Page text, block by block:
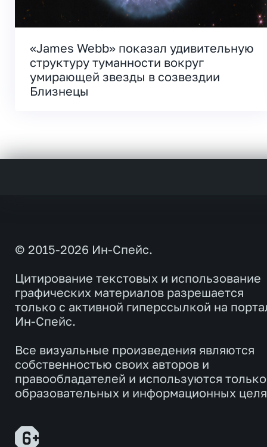
«James Webb» показал удивительную
структуру туманности вокруг
умирающей звезды в созвездии
Близнецы
© 2015-2026 Ин-Спейс.
Цитирование текстовых и использование
графических материалов разрешается
только с активной гиперссылкой на
Ин-Спейс.
Все визуальные произведения являются
собственностью своих авторов и
правообладателей и используются
образовательных и информационных